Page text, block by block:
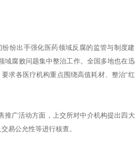
纷出手强化医药领域反腐的监管与制度建
域腐败问题集中整治工作。全国多地也在迅
求各医疗机构重点围绕高值耗材、整治“红
推广活动方面，上交所对中介机构提出四大
易公允性等进行核查。